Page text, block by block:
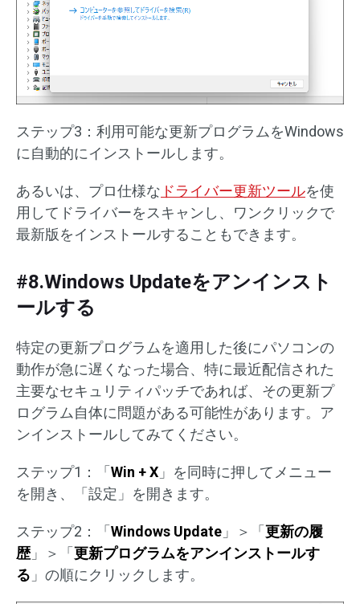
ステップ3：利用可能な更新プログラムをWindows
に自動的にインストールします。
あるいは、プロ仕様な ドライバー更新ツールを使
用してドライバーをスキャンし、ワンクリックで
最新版をインストールすることもできます。
#8.Windows Updateをアンインスト
ールする
特定の更新プログラムを適用した後にパソコンの
動作が急に遅くなった場合、特に最近配信された
主要なセキュリティパッチであれば、その更新プ
ログラム自体に問題がある可能性があります。ア
ンインストールしてみてください。
ステップ1：「 Win + X 」を同時に押してメニュー
を開き、「設定」を開きます。
ステップ2：「 Windows Update 」＞「 更新の履
歴 」＞「 更新プログラムをアンインストールす
る 」の順にクリックします。